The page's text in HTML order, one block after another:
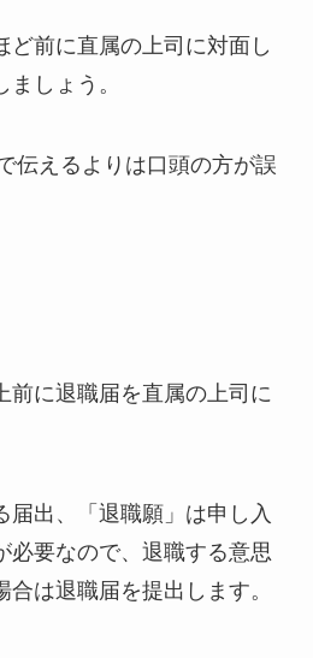
ど前に直属の上司に対面し
ましょう。
伝えるよりは口頭の方が誤
前に退職届を直属の上司に
届出、「退職願」は申し入
要なので、 退職する意思
合は退職届を提出します。